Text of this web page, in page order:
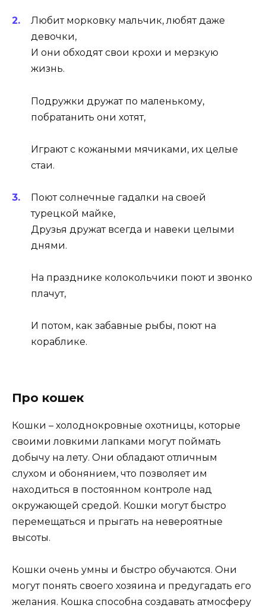
Любит морковку мальчик, любят даже
девочки,
И они обходят свои крохи и мерзкую
жизнь.
Подружки дружат по маленькому,
побратанить они хотят,
Играют с кожаными мячиками, их целые
стаи.
Поют солнечные гадалки на своей
турецкой майке,
Друзья дружат всегда и навеки целыми
днями.
На празднике колокольчики поют и звонко
плачут,
И потом, как забавные рыбы, поют на
кораблике.
Про кошек
Кошки – холоднокровные охотницы, которые
своими ловкими лапками могут поймать
добычу на лету. Они обладают отличным
слухом и обонянием, что позволяет им
находиться в постоянном контроле над
окружающей средой. Кошки могут быстро
перемещаться и прыгать на невероятные
высоты.
Кошки очень умны и быстро обучаются. Они
могут понять своего хозяина и предугадать его
желания. Кошка способна создавать атмосферу